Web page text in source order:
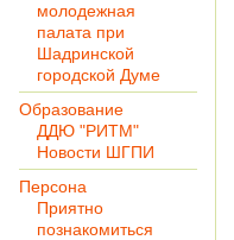
молодежная
палата при
Шадринской
городской Думе
Образование
ДДЮ "РИТМ"
Новости ШГПИ
Персона
Приятно
познакомиться